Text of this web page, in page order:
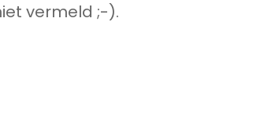
vermeld ;-).